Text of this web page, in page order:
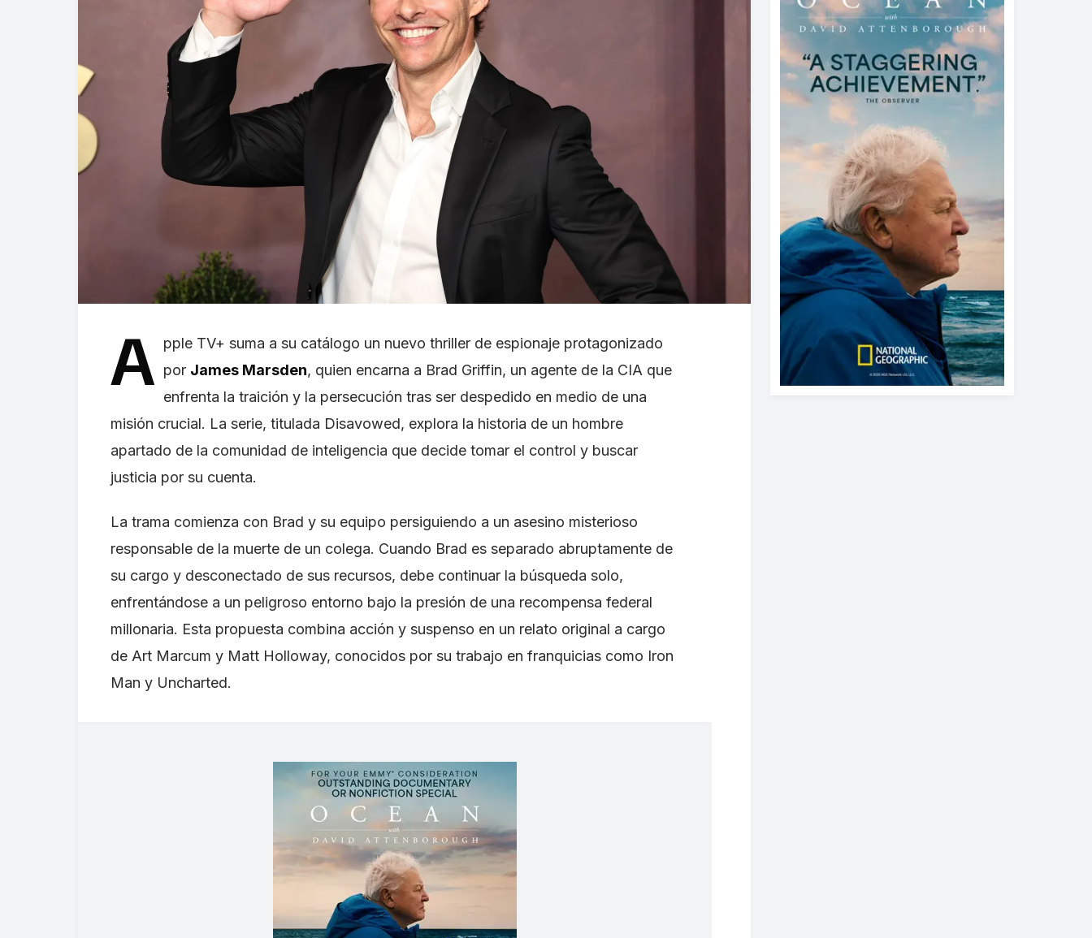
A pple TV+ suma a su catálogo un nuevo thriller de espionaje protagonizado
por James Marsden, quien encarna a Brad Griffin, un agente de la CIA que
enfrenta la traición y la persecución tras ser despedido en medio de una
misión crucial. La serie, titulada Disavowed, explora la historia de un hombre
apartado de la comunidad de inteligencia que decide tomar el control y buscar
justicia por su cuenta.
La trama comienza con Brad y su equipo persiguiendo a un asesino misterioso
responsable de la muerte de un colega. Cuando Brad es separado abruptamente de
su cargo y desconectado de sus recursos, debe continuar la búsqueda solo,
enfrentándose a un peligroso entorno bajo la presión de una recompensa federal
millonaria. Esta propuesta combina acción y suspenso en un relato original a cargo
de Art Marcum y Matt Holloway, conocidos por su trabajo en franquicias como Iron
Man y Uncharted.